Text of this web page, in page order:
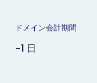
ドメイン会計期間
-1 日